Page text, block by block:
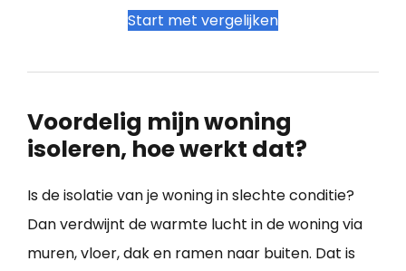
Start met vergelijken
Voordelig mijn woning
isoleren, hoe werkt dat?
Is de isolatie van je woning in slechte conditie?
Dan verdwijnt de warmte lucht in de woning via
muren, vloer, dak en ramen naar buiten. Dat is